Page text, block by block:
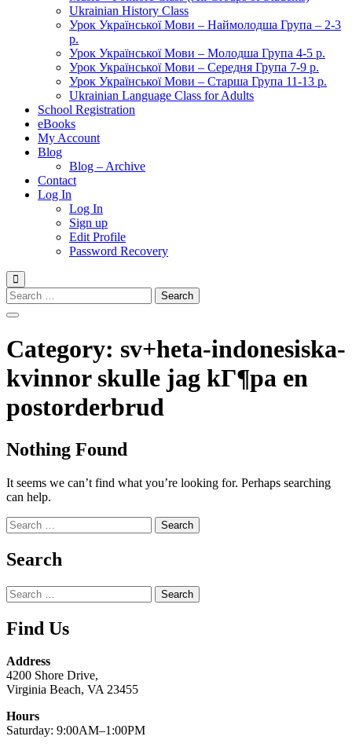
Ukrainian History Class
Урок Української Мови – Наймолодша Група – 2-3
р.
Урок Української Мови – Молодша Група 4-5 р.
Урок Української Мови – Середня Група 7-9 р.
Урок Української Мови – Старша Група 11-13 р.
Ukrainian Language Class for Adults
School Registration
eBooks
My Account
Blog
Blog – Archive
Contact
Log In
Log In
Sign up
Edit Profile
Password Recovery
Search
for:
Category: sv+heta-indonesiska-
kvinnor skulle jag kГ¶pa en
postorderbrud
Nothing Found
It seems we can’t find what you’re looking for. Perhaps searching
can help.
Search
for:
Search
Search
for:
Find Us
Address
4200 Shore Drive,
Virginia Beach, VA 23455
Hours
Saturday: 9:00AM–1:00PM